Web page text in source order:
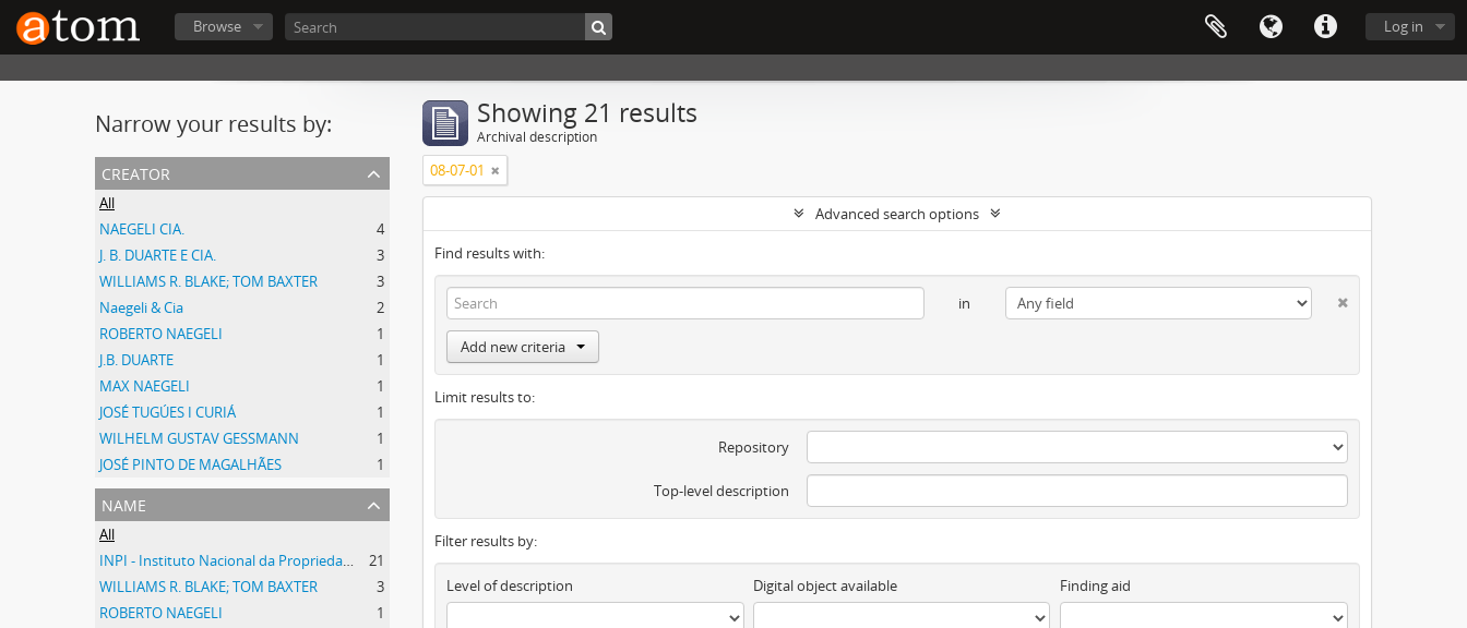
Log in
Browse
Narrow your results by:
creator
All
NAEGELI CIA.
4
J. B. DUARTE E CIA.
3
WILLIAMS R. BLAKE; TOM BAXTER
3
Naegeli & Cia
2
ROBERTO NAEGELI
1
J.B. DUARTE
1
MAX NAEGELI
1
JOSÉ TUGÚES I CURIÁ
1
WILHELM GUSTAV GESSMANN
1
JOSÉ PINTO DE MAGALHÃES
1
name
All
INPI - Instituto Nacional da Propriedade Industrial
21
WILLIAMS R. BLAKE; TOM BAXTER
3
ROBERTO NAEGELI
1
Showing 21 results
Archival description
08-07-01
Advanced search options
Find results with:
in
Add new criteria
Limit results to:
Repository
Top-level description
Filter results by:
Level of description Digital object available Finding aid